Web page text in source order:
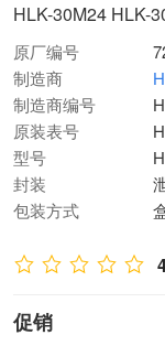
HLK-30M24 HLK-
原厂编号
制造商
制造商编号
原装表号
型号
封装
包装方式
促销